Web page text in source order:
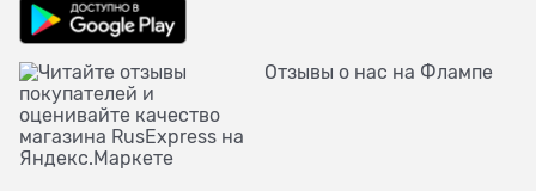
Отзывы о нас на Флампе